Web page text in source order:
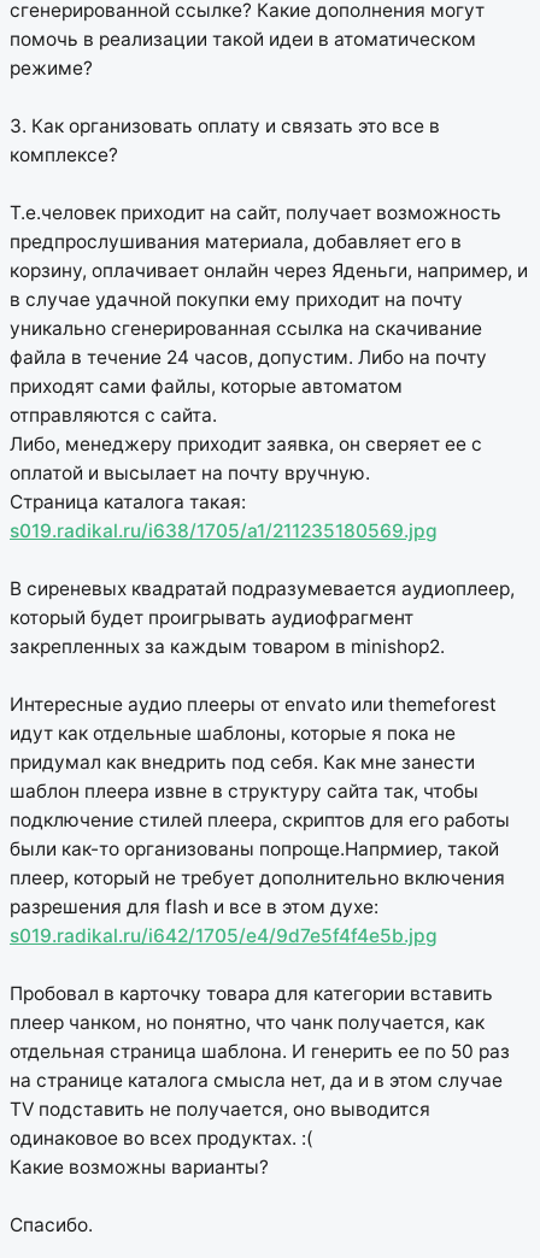
сгенерированной ссылке? Какие дополнения могут
помочь в реализации такой идеи в атоматическом
режиме?
3. Как организовать оплату и связать это все в
комплексе?
Т.е.человек приходит на сайт, получает возможность
предпрослушивания материала, добавляет его в
корзину, оплачивает онлайн через Яденьги, например, и
в случае удачной покупки ему приходит на почту
уникально сгенерированная ссылка на скачивание
файла в течение 24 часов, допустим. Либо на почту
приходят сами файлы, которые автоматом
отправляются с сайта.
Либо, менеджеру приходит заявка, он сверяет ее с
оплатой и высылает на почту вручную.
Страница каталога такая:
s019.radikal.ru/i638/1705/a1/211235180569.jpg
В сиреневых квадратай подразумевается аудиоплеер,
который будет проигрывать аудиофрагмент
закрепленных за каждым товаром в minishop2.
Интересные аудио плееры от envato или themeforest
идут как отдельные шаблоны, которые я пока не
придумал как внедрить под себя. Как мне занести
шаблон плеера извне в структуру сайта так, чтобы
подключение стилей плеера, скриптов для его работы
были как-то организованы попроще.Напрмиер, такой
плеер, который не требует дополнительно включения
разрешения для flash и все в этом духе:
s019.radikal.ru/i642/1705/e4/9d7e5f4f4e5b.jpg
Пробовал в карточку товара для категории вставить
плеер чанком, но понятно, что чанк получается, как
отдельная страница шаблона. И генерить ее по 50 раз
на странице каталога смысла нет, да и в этом случае
TV подставить не получается, оно выводится
одинаковое во всех продуктах. :(
Какие возможны варианты?
Спасибо.